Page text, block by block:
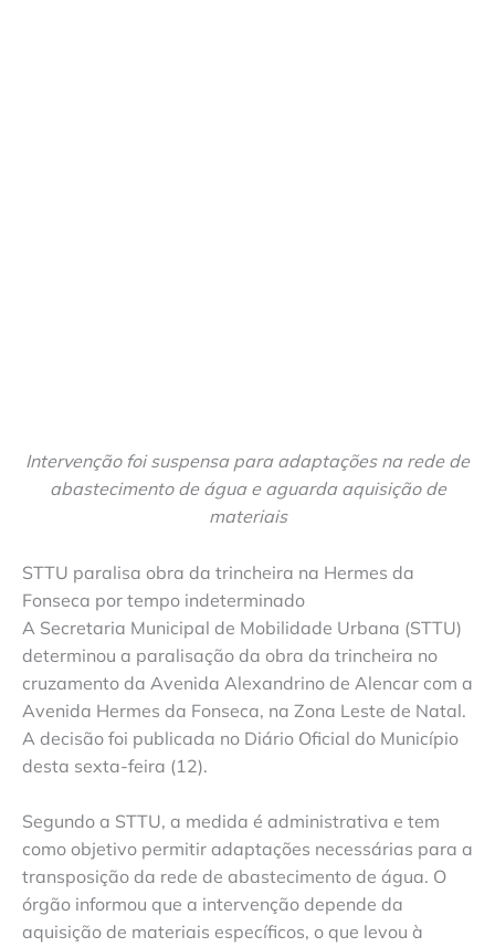
Intervenção foi suspensa para adaptações na rede de
abastecimento de água e aguarda aquisição de
materiais
STTU paralisa obra da trincheira na Hermes da
Fonseca por tempo indeterminado
A Secretaria Municipal de Mobilidade Urbana (STTU)
determinou a paralisação da obra da trincheira no
cruzamento da Avenida Alexandrino de Alencar com a
Avenida Hermes da Fonseca, na Zona Leste de Natal.
A decisão foi publicada no Diário Oficial do Município
desta sexta-feira (12).
Segundo a STTU, a medida é administrativa e tem
como objetivo permitir adaptações necessárias para a
transposição da rede de abastecimento de água. O
órgão informou que a intervenção depende da
aquisição de materiais específicos, o que levou à